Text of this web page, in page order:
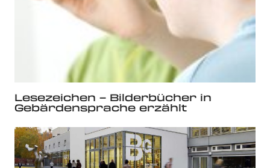
Lesezeichen – Bilderbücher in
Gebärdensprache erzählt